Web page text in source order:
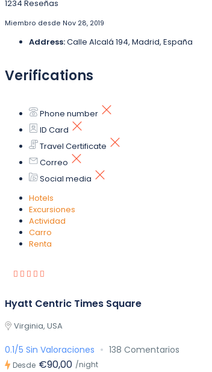
1234 Reseñas
Miembro desde Nov 28, 2019
Address:Calle Alcalá 194, Madrid, España
Verifications
Phone number
ID Card
Travel Certificate
Correo
Social media
Hotels
Excursiones
Actividad
Carro
Renta
Hyatt Centric Times Square
Virginia, USA
0.1/5 Sin Valoraciones 138 Comentarios
Desde €90,00 /night